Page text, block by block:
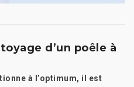
d’un poêle à
à l’optimum, il est